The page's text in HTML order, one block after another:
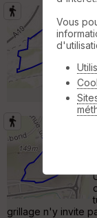
grillage n'y invite
Vous